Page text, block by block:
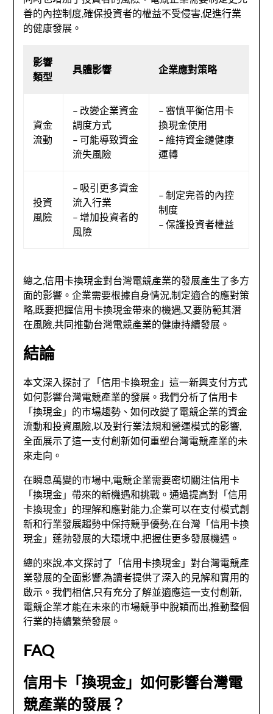
善的內控制度,確保投資者的權益不受侵害,促進行業
的健康發展。
影響
類型
具體影響 企業應對策略
資金
流動
– 改變企業資金
調度方式
– 可能導致資金
流失風險
– 審慎平衡信用卡
換現金使用
– 維持資金鏈健康
運轉
投資
風險
– 吸引更多資金
流入行業
– 增加投資者的
風險
– 制定完善的內控
制度
– 保護投資者權益
總之,信用卡換現金對台灣電競產業的發展產生了多方
面的影響。企業需要根據自身情況,制定適合的應對策
略,既要把握信用卡換現金帶來的機遇,又要防範其潛
在風險,共同推動台灣電競產業的健康持續發展。
結論
本文深入探討了「信用卡換現金」這一新興支付方式
如何影響台灣電競產業的發展。我們分析了信用卡
「換現金」的市場趨勢、如何改變了電競企業的資金
流動和投資風險,以及對行業法規和營運模式的影響,
全面展示了這一支付創新如何重塑台灣電競產業的未
來走向。
在瞬息萬變的市場中,電競企業需要密切關注信用卡
「換現金」帶來的新機遇和挑戰。通過提高對「信用
卡換現金」的理解和應對能力,企業可以在支付模式創
新和行業發展趨勢中保持競爭優勢,在台灣「信用卡換
現金」蓬勃發展的大環境中,把握住更多發展機遇。
總的來說,本文探討了「信用卡換現金」對台灣電競產
業發展的全面影響,為讀者提供了深入的見解和實用的
啟示。我們相信,只有充分了解並適應這一支付創新,
電競企業才能在未來的市場競爭中脫穎而出,推動整個
行業的持續繁榮發展。
FAQ
信用卡「換現金」如何影響台灣電
競產業的發展？